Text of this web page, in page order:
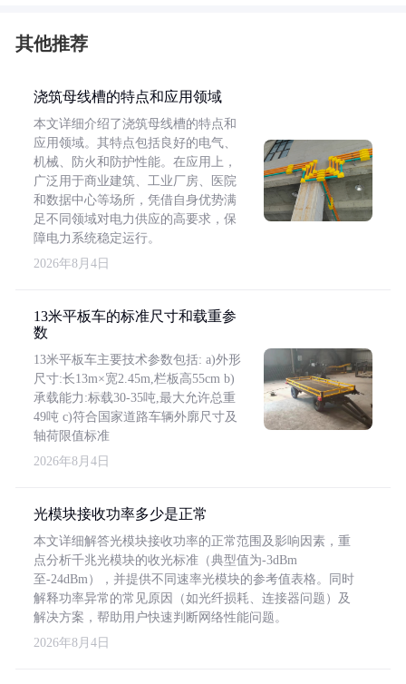
其他推荐
浇筑母线槽的特点和应用领域
本文详细介绍了浇筑母线槽的特点和
应用领域。其特点包括良好的电气、
机械、防火和防护性能。在应用上，
广泛用于商业建筑、工业厂房、医院
和数据中心等场所，凭借自身优势满
足不同领域对电力供应的高要求，保
障电力系统稳定运行。
2026年8月4日
13米平板车的标准尺寸和载重参
数
13米平板车主要技术参数包括: a)外形
尺寸:长13m×宽2.45m,栏板高55cm b)
承载能力:标载30-35吨,最大允许总重
49吨 c)符合国家道路车辆外廓尺寸及
轴荷限值标准
2026年8月4日
光模块接收功率多少是正常
本文详细解答光模块接收功率的正常范围及影响因素，重
点分析千兆光模块的收光标准（典型值为-3dBm
至-24dBm），并提供不同速率光模块的参考值表格。同时
解释功率异常的常见原因（如光纤损耗、连接器问题）及
解决方案，帮助用户快速判断网络性能问题。
2026年8月4日